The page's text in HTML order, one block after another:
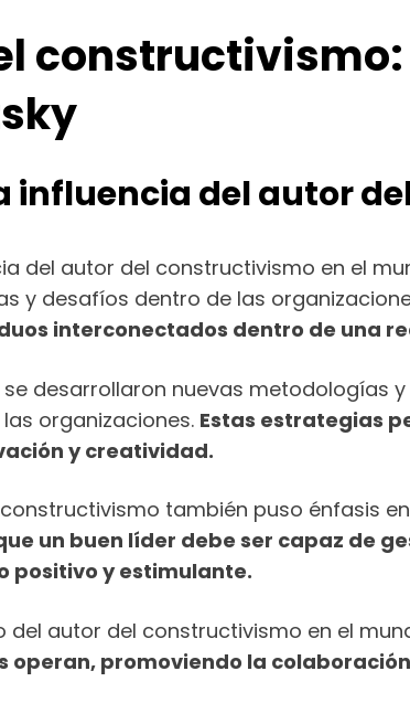
influencia del autor
del autor del constructivismo en el
y desafíos dentro de las
interconectados dentro de una
desarrollaron nuevas
organizaciones. Estas estrategias
y creatividad.
también puso énfasis
un buen líder debe ser capaz de
positivo y estimulante.
del autor del constructivismo en el
operan, promoviendo la